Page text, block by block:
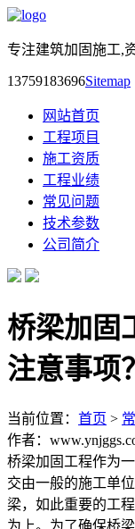
专注建筑加固施工,
13759183696Sitemap
网站首页
工程项目
施工资质
工程业绩
常见问题
技术参数
公司简介
桥梁加固
注意事项？
当前位置： 首页 >
作者：
桥梁加固工程作为
交由一般的施工单
梁，如此重要的工
为上。为了确保桥